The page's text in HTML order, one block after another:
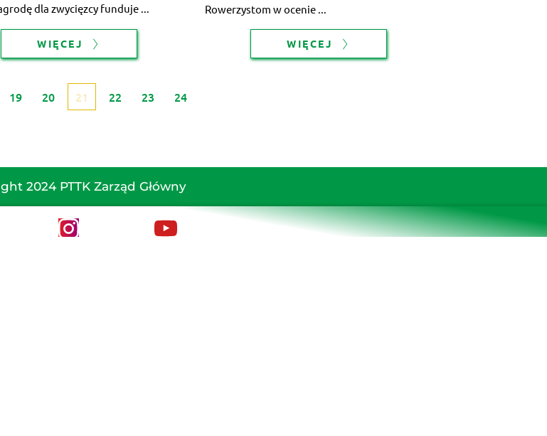
dla zwycięzcy funduje ...
WIĘCEJ
Rowerzystom w ocenie ...
WIĘCEJ
19 20 21 22 23 24
2024 PTTK Zarząd Główny